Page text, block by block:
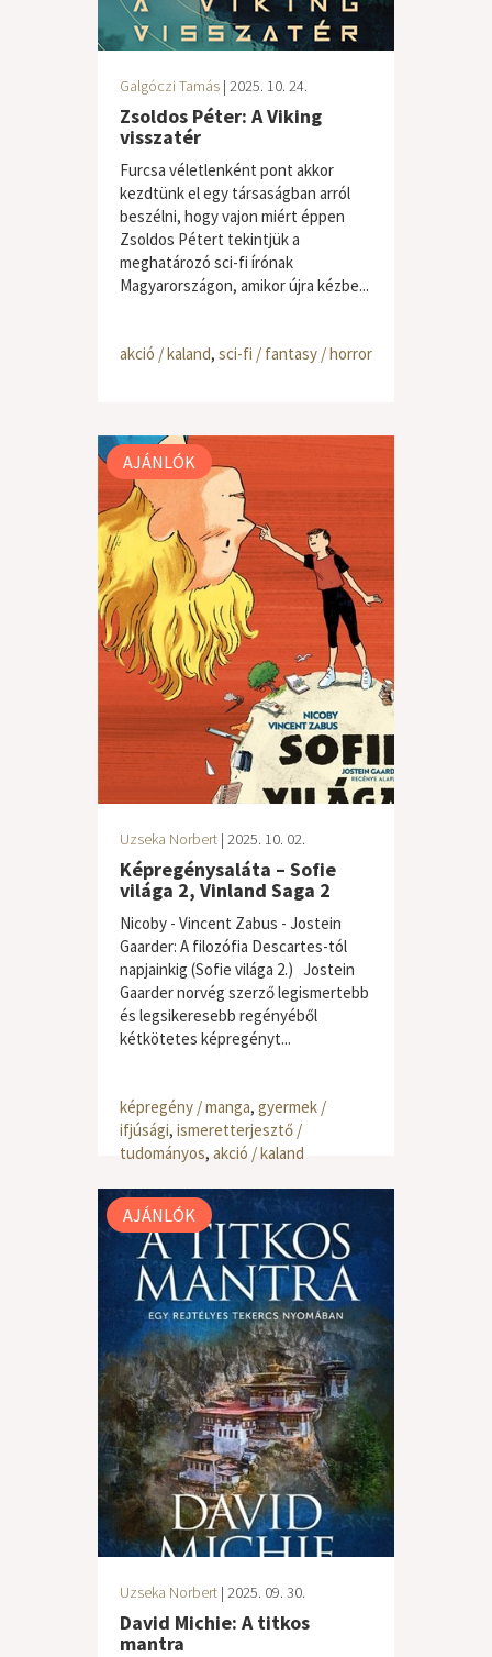
Galgóczi Tamás | 2025. 10. 24.
Zsoldos Péter: A Viking
visszatér
Furcsa véletlenként pont akkor
kezdtünk el egy társaságban arról
beszélni, hogy vajon miért éppen
Zsoldos Pétert tekintjük a
meghatározó sci-fi írónak
Magyarországon, amikor újra kézbe...
akció / kaland, sci-fi / fantasy / horror
AJÁNLÓK
Uzseka Norbert | 2025. 10. 02.
Képregénysaláta – Sofie
világa 2, Vinland Saga 2
Nicoby - Vincent Zabus - Jostein
Gaarder: A ​filozófia Descartes-tól
napjainkig (Sofie világa 2.) Jostein
Gaarder norvég szerző legismertebb
és legsikeresebb regényéből
kétkötetes képregényt...
képregény / manga, gyermek /
ifjúsági, ismeretterjesztő /
tudományos, akció / kaland
AJÁNLÓK
Uzseka Norbert | 2025. 09. 30.
David Michie: A titkos
mantra